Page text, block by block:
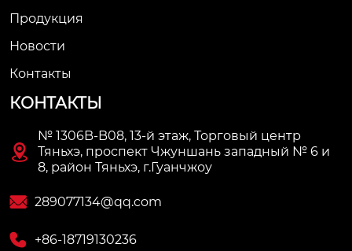
Продукция
Новости
Контакты
КОНТАКТЫ

№ 1306B-B08, 13-й этаж, Торговый центр
Тяньхэ, проспект Чжуншань западный № 6 и
8, район Тяньхэ, г.Гуанчжоу
 289077134@qq.com
 +86-18719130236